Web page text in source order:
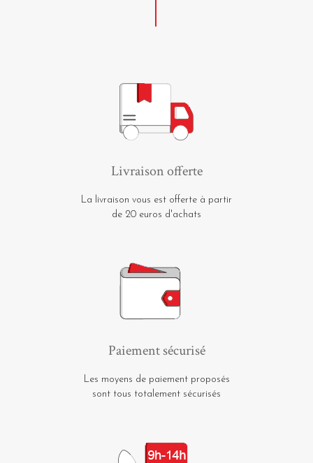
Livraison offerte
La livraison vous est offerte à partir
de 20 euros d'achats
Paiement sécurisé
Les moyens de paiement proposés
sont tous totalement sécurisés